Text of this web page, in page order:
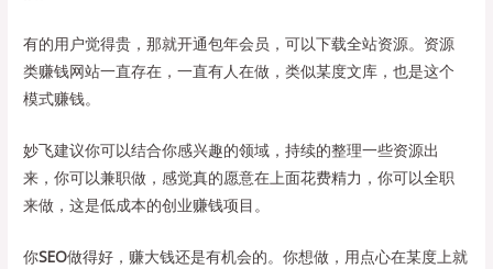
有的用户觉得贵，那就开通包年会员，可以下载全站资源。资源
类赚钱网站一直存在，一直有人在做，类似某度文库，也是这个
模式赚钱。
妙飞建议你可以结合你感兴趣的领域，持续的整理一些资源出
来，你可以兼职做，感觉真的愿意在上面花费精力，你可以全职
来做，这是低成本的创业赚钱项目。
你SEO做得好，赚大钱还是有机会的。你想做，用点心在某度上就